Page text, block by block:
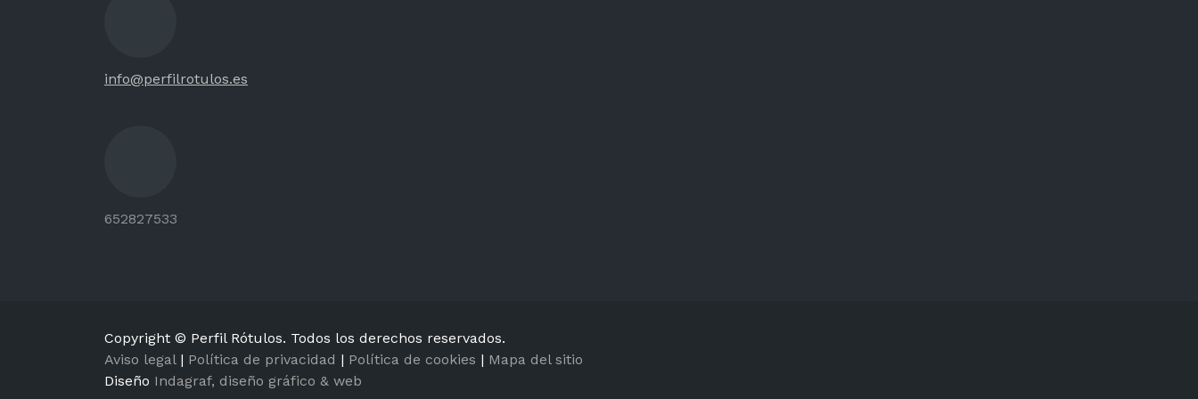
info@perfilrotulos.es
652827533
Copyright © Perfil Rótulos. Todos los derechos reservados.
Aviso legal| Política de privacidad | Política de cookies | Mapa del sitio
Diseño Indagraf, diseño gráfico & web